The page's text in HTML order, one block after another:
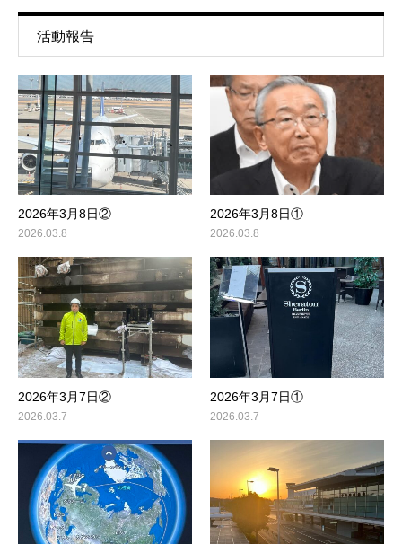
活動報告
2026年3月8日②
2026.03.8
2026年3月8日①
2026.03.8
2026年3月7日②
2026.03.7
2026年3月7日①
2026.03.7